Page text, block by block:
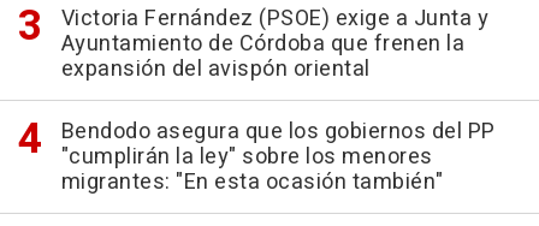
Victoria Fernández (PSOE) exige a Junta y
Ayuntamiento de Córdoba que frenen la
expansión del avispón oriental
Bendodo asegura que los gobiernos del PP
"cumplirán la ley" sobre los menores
migrantes: "En esta ocasión también"